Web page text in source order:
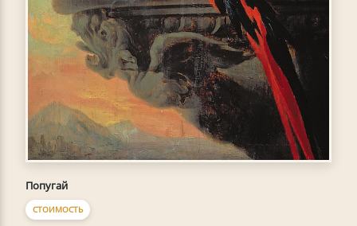
Попугай
СТОИМОСТЬ